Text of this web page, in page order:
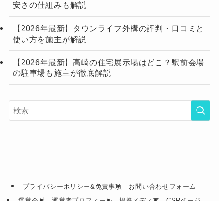
安さの仕組みも解説
【2026年最新】タウンライフ外構の評判・口コミと
使い方を施主が解説
【2026年最新】高崎の住宅展示場はどこ？駅前会場
の駐車場も施主が徹底解説
プライバシーポリシー&免責事項
お問い合わせフォーム